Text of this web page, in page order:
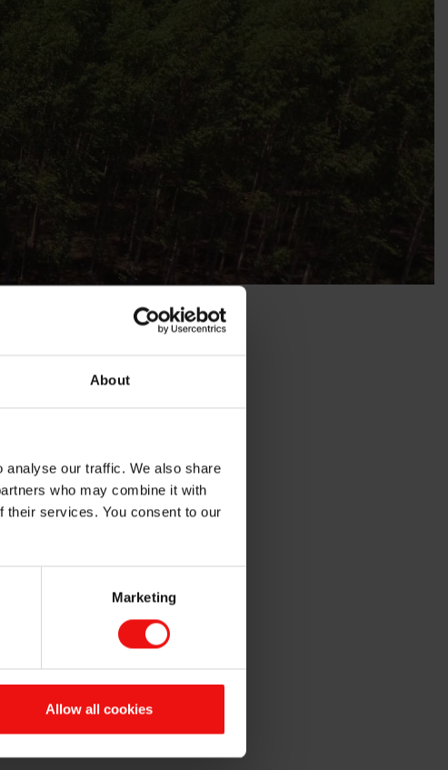
About
analyse our traffic. We also share
who may combine it with
their services. You consent to our
Marketing
Allow all cookies